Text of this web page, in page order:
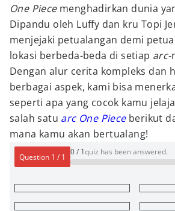
One Piece menghadirkan dunia
Dipandu oleh Luffy dan kru Topi
menjejaki petualangan demi
lokasi berbeda-beda di setiap arc-
Dengan alur cerita kompleks dan
berbagai aspek, kami bisa
seperti apa yang cocok kamu
salah satu arc One Piece berikut
mana kamu akan bertualang!
Question 1 / 1
0/ 1quiz has been answered.